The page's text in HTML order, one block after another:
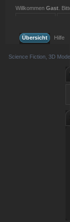
WillkommenGast .
Übersicht
Hilfe
Science Fiction, 3D